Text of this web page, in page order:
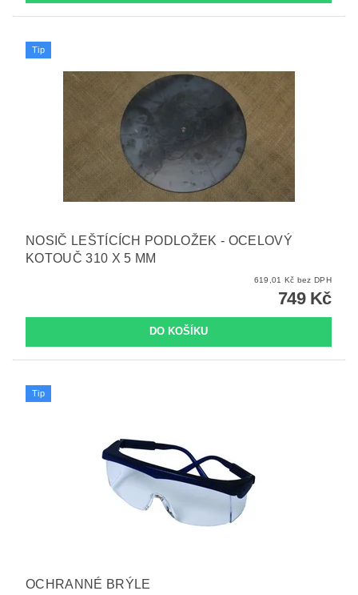
Tip
NOSIČ LEŠTÍCÍCH PODLOŽEK - OCELOVÝ
KOTOUČ 310 X 5 MM
619,01 Kč bez DPH
749 Kč
Tip
OCHRANNÉ BRÝLE